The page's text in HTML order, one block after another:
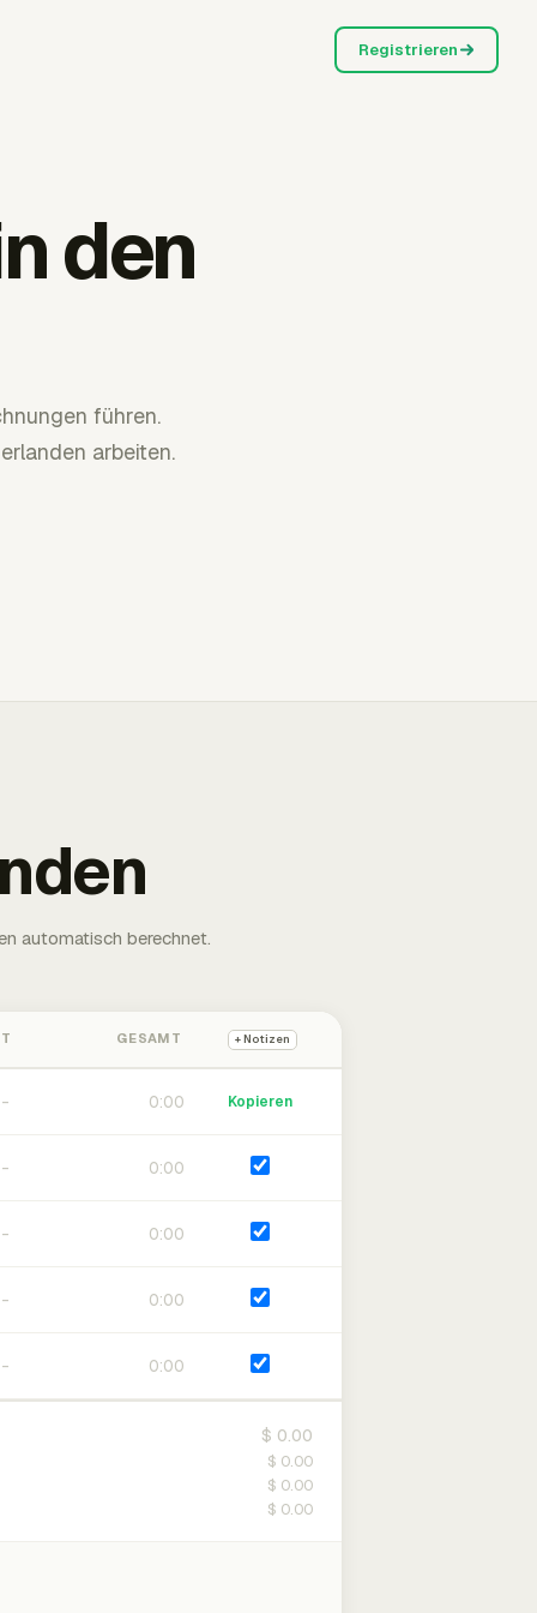
Registrieren
den
führen.
arbeiten.
automatisch berechnet.
GESAMT + Notizen
0:00 Kopieren
0:00
0:00
0:00
0:00
$ 0.00
$ 0.00
$ 0.00
$ 0.00